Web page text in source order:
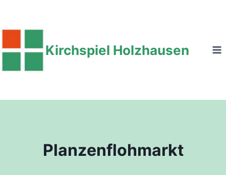
springen
Kirchspiel Holzhausen
Planzenflohmarkt